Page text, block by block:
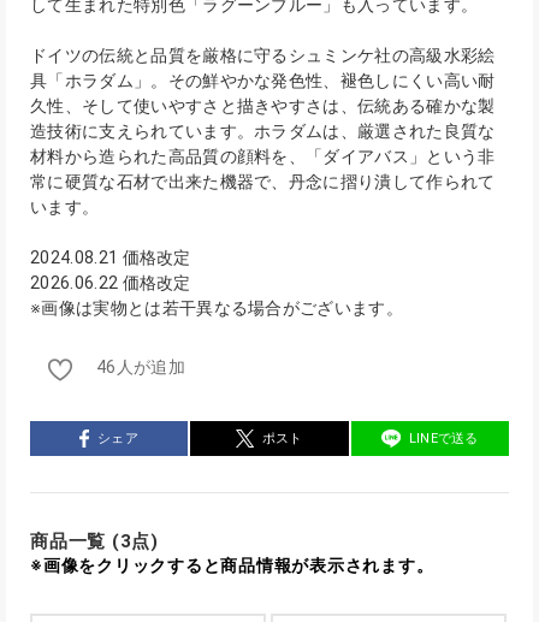
して生まれた特別色「ラグーンブルー」も入っています。
ドイツの伝統と品質を厳格に守るシュミンケ社の高級水彩絵
具「ホラダム」。その鮮やかな発色性、褪色しにくい高い耐
久性、そして使いやすさと描きやすさは、伝統ある確かな製
造技術に支えられています。ホラダムは、厳選された良質な
材料から造られた高品質の顔料を、「ダイアバス」という非
常に硬質な石材で出来た機器で、丹念に摺り潰して作られて
います。
2024.08.21 価格改定
2026.06.22 価格改定
※画像は実物とは若干異なる場合がございます。
46人が追加
シェア ポスト LINEで送る
商品一覧 (3点)
※画像をクリックすると商品情報が表示されます。